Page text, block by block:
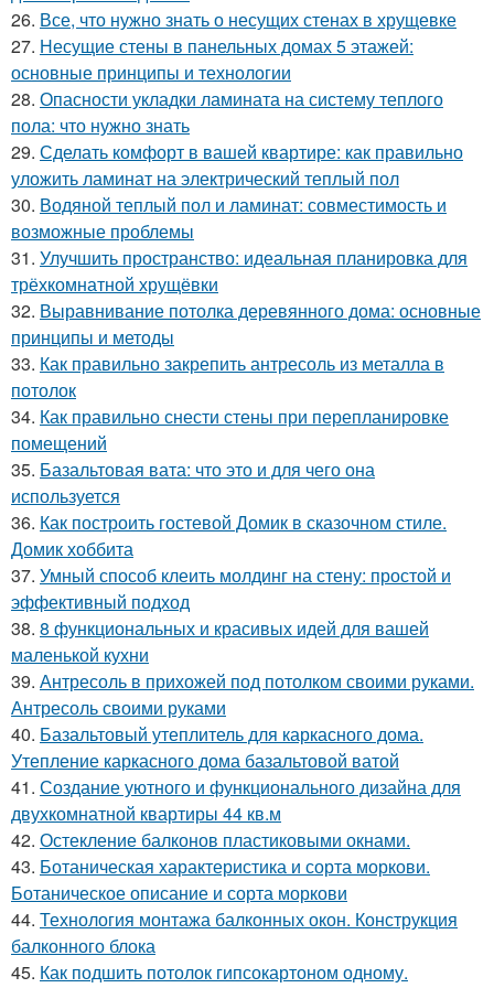
26. Все, что нужно знать о несущих стенах в хрущевке
27. Несущие стены в панельных домах 5 этажей:
основные принципы и технологии
28. Опасности укладки ламината на систему теплого
пола: что нужно знать
29. Сделать комфорт в вашей квартире: как правильно
уложить ламинат на электрический теплый пол
30. Водяной теплый пол и ламинат: совместимость и
возможные проблемы
31. Улучшить пространство: идеальная планировка для
трёхкомнатной хрущёвки
32. Выравнивание потолка деревянного дома: основные
принципы и методы
33. Как правильно закрепить антресоль из металла в
потолок
34. Как правильно снести стены при перепланировке
помещений
35. Базальтовая вата: что это и для чего она
используется
36. Как построить гостевой Домик в сказочном стиле.
Домик хоббита
37. Умный способ клеить молдинг на стену: простой и
эффективный подход
38. 8 функциональных и красивых идей для вашей
маленькой кухни
39. Антресоль в прихожей под потолком своими руками.
Антресоль своими руками
40. Базальтовый утеплитель для каркасного дома.
Утепление каркасного дома базальтовой ватой
41. Создание уютного и функционального дизайна для
двухкомнатной квартиры 44 кв.м
42. Остекление балконов пластиковыми окнами.
43. Ботаническая характеристика и сорта моркови.
Ботаническое описание и сорта моркови
44. Технология монтажа балконных окон. Конструкция
балконного блока
45. Как подшить потолок гипсокартоном одному.